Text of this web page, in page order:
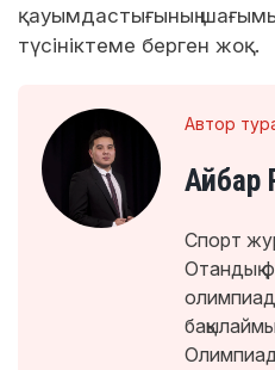
қауымдастығының
түсініктеме берген жоқ.
Автор
Айбар
Спорт
Отандық